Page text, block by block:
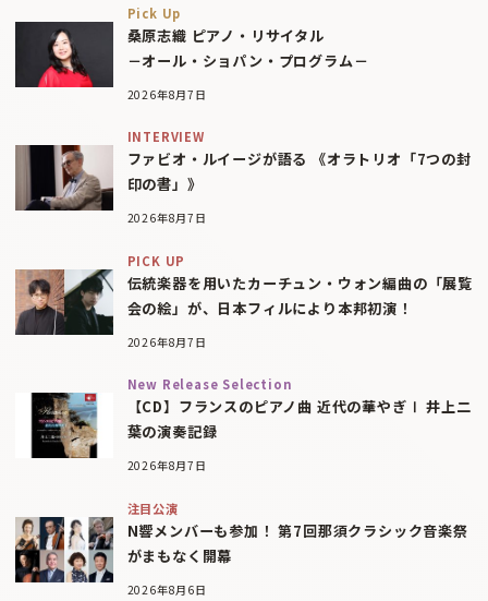
Pick Up
桑原志織 ピアノ・リサイタル
－オール・ショパン・プログラム－
2026年8月7日
INTERVIEW
ファビオ・ルイージが語る 《オラトリオ「7つの封
印の書」》
2026年8月7日
PICK UP
伝統楽器を用いたカーチュン・ウォン編曲の「展覧
会の絵」が、日本フィルにより本邦初演！
2026年8月7日
New Release Selection
【CD】フランスのピアノ曲 近代の華やぎⅠ 井上二
葉の演奏記録
2026年8月7日
注目公演
N響メンバーも参加！ 第7回那須クラシック音楽祭
がまもなく開幕
2026年8月6日